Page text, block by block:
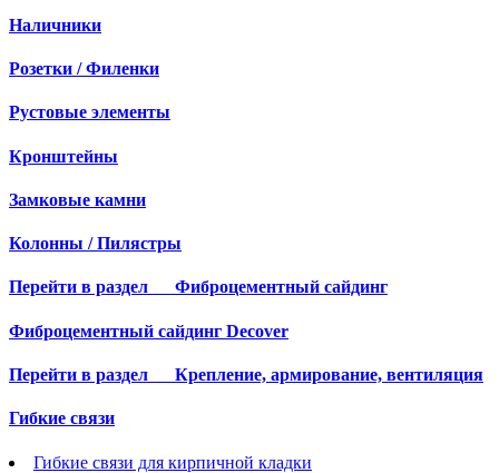
Наличники
Розетки / Филенки
Рустовые элементы
Кронштейны
Замковые камни
Колонны / Пилястры
Перейти в раздел Фиброцементный сайдинг
Фиброцементный сайдинг Decover
Перейти в раздел Крепление, армирование, вентиляция
Гибкие связи
Гибкие связи для кирпичной кладки